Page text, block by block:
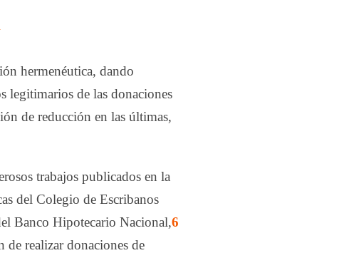
hermenéutica, dando
legitimarios de las donaciones
de reducción en las últimas,
trabajos publicados en la
del Colegio de Escribanos
Banco Hipotecario Nacional,6
realizar donaciones de